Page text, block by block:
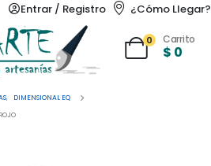
Entrar / Registro ¿Cómo Llegar?
0 Carrito
$ 0
,
DIMENSIONAL EQ